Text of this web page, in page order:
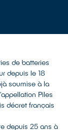
de batteries
depuis le 18
soumise à la
Piles
décret français
depuis 25 ans à